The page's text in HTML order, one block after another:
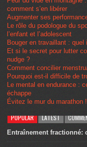
comment s’en libérer
Augmenter ses
Le rôle du podologue du
l’enfant et l’adolescent
Bouger en travaillant :
Et si le secret pour lutter
nudge ?
Comment concilier
Pourquoi est-il difficile de
Le mental en endurance :
échappe
Évitez le mur du marathon !
POPULAR LATEST
Entraînement fractionné: